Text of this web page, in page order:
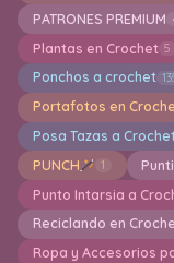
PATRONES PREMIUM
Plantas en Crochet 5
Ponchos a crochet
Portafotos en
Posa Tazas a
PUNCH 1
Punto Intarsia a
Reciclando en
Ropa y Accesorios